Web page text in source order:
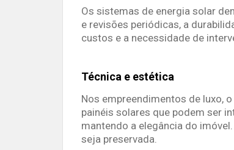
Os sistemas de energia solar
e revisões periódicas, a
custos e a necessidade de
Técnica e estética
Nos empreendimentos de luxo,
painéis solares que podem ser
mantendo a elegância do
seja preservada.